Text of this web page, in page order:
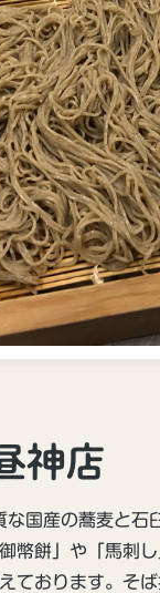
神店
国産の蕎麦と石
幣餅」や「馬刺
ております。そ